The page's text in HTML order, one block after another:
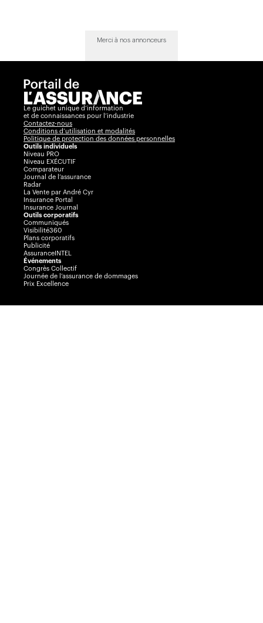
Merci à nos annonceurs
Le guichet unique d’information
et de connaissances pour l’industrie
Contactez-nous
Conditions d’utilisation et modalités
Politique de protection des données personnelles
Outils individuels
Niveau PRO
Niveau EXÉCUTIF
Comparateur
Journal de l’assurance
Radar
La Vente par André Cyr
Insurance Portal
Insurance Journal
Outils corporatifs
Communiqués
Visibilité360
Plans corporatifs
Publicité
AssuranceINTEL
Événements
Congrès Collectif
Journée de l’assurance de dommages
Prix Excellence